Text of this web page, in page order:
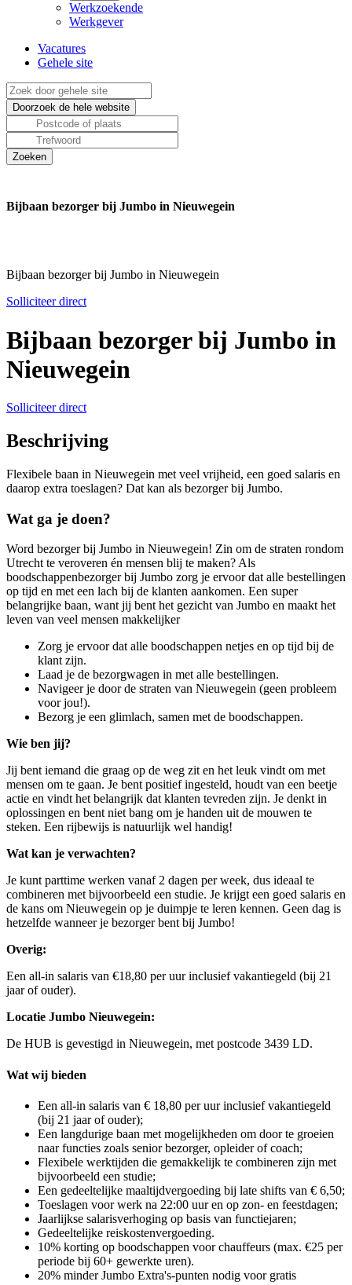
Werkzoekende
Werkgever
Vacatures
Gehele site
Bijbaan bezorger bij Jumbo in Nieuwegein
Bijbaan bezorger bij Jumbo in Nieuwegein
Solliciteer direct
Bijbaan bezorger bij Jumbo in
Nieuwegein
Solliciteer direct
Beschrijving
Flexibele baan in Nieuwegein met veel vrijheid, een goed salaris en
daarop extra toeslagen? Dat kan als bezorger bij Jumbo.
Wat ga je doen?
Word bezorger bij Jumbo in Nieuwegein! Zin om de straten rondom
Utrecht te veroveren én mensen blij te maken? Als
boodschappenbezorger bij Jumbo zorg je ervoor dat alle bestellingen
op tijd en met een lach bij de klanten aankomen. Een super
belangrijke baan, want jij bent het gezicht van Jumbo en maakt het
leven van veel mensen makkelijker
Zorg je ervoor dat alle boodschappen netjes en op tijd bij de
klant zijn.
Laad je de bezorgwagen in met alle bestellingen.
Navigeer je door de straten van Nieuwegein (geen probleem
voor jou!).
Bezorg je een glimlach, samen met de boodschappen.
Wie ben jij?
Jij bent iemand die graag op de weg zit en het leuk vindt om met
mensen om te gaan. Je bent positief ingesteld, houdt van een beetje
actie en vindt het belangrijk dat klanten tevreden zijn. Je denkt in
oplossingen en bent niet bang om je handen uit de mouwen te
steken. Een rijbewijs is natuurlijk wel handig!
Wat kan je verwachten?
Je kunt parttime werken vanaf 2 dagen per week, dus ideaal te
combineren met bijvoorbeeld een studie. Je krijgt een goed salaris en
de kans om Nieuwegein op je duimpje te leren kennen. Geen dag is
hetzelfde wanneer je bezorger bent bij Jumbo!
Overig:
Een all-in salaris van €18,80 per uur inclusief vakantiegeld (bij 21
jaar of ouder).
Locatie Jumbo Nieuwegein:
De HUB is gevestigd in Nieuwegein, met postcode 3439 LD.
Wat wij bieden
Een all-in salaris van € 18,80 per uur inclusief vakantiegeld
(bij 21 jaar of ouder);
Een langdurige baan met mogelijkheden om door te groeien
naar functies zoals senior bezorger, opleider of coach;
Flexibele werktijden die gemakkelijk te combineren zijn met
bijvoorbeeld een studie;
Een gedeeltelijke maaltijdvergoeding bij late shifts van € 6,50;
Toeslagen voor werk na 22:00 uur en op zon- en feestdagen;
Jaarlijkse salarisverhoging op basis van functiejaren;
Gedeeltelijke reiskostenvergoeding.
10% korting op boodschappen voor chauffeurs (max. €25 per
periode bij 60+ gewerkte uren).
20% minder Jumbo Extra's-punten nodig voor gratis